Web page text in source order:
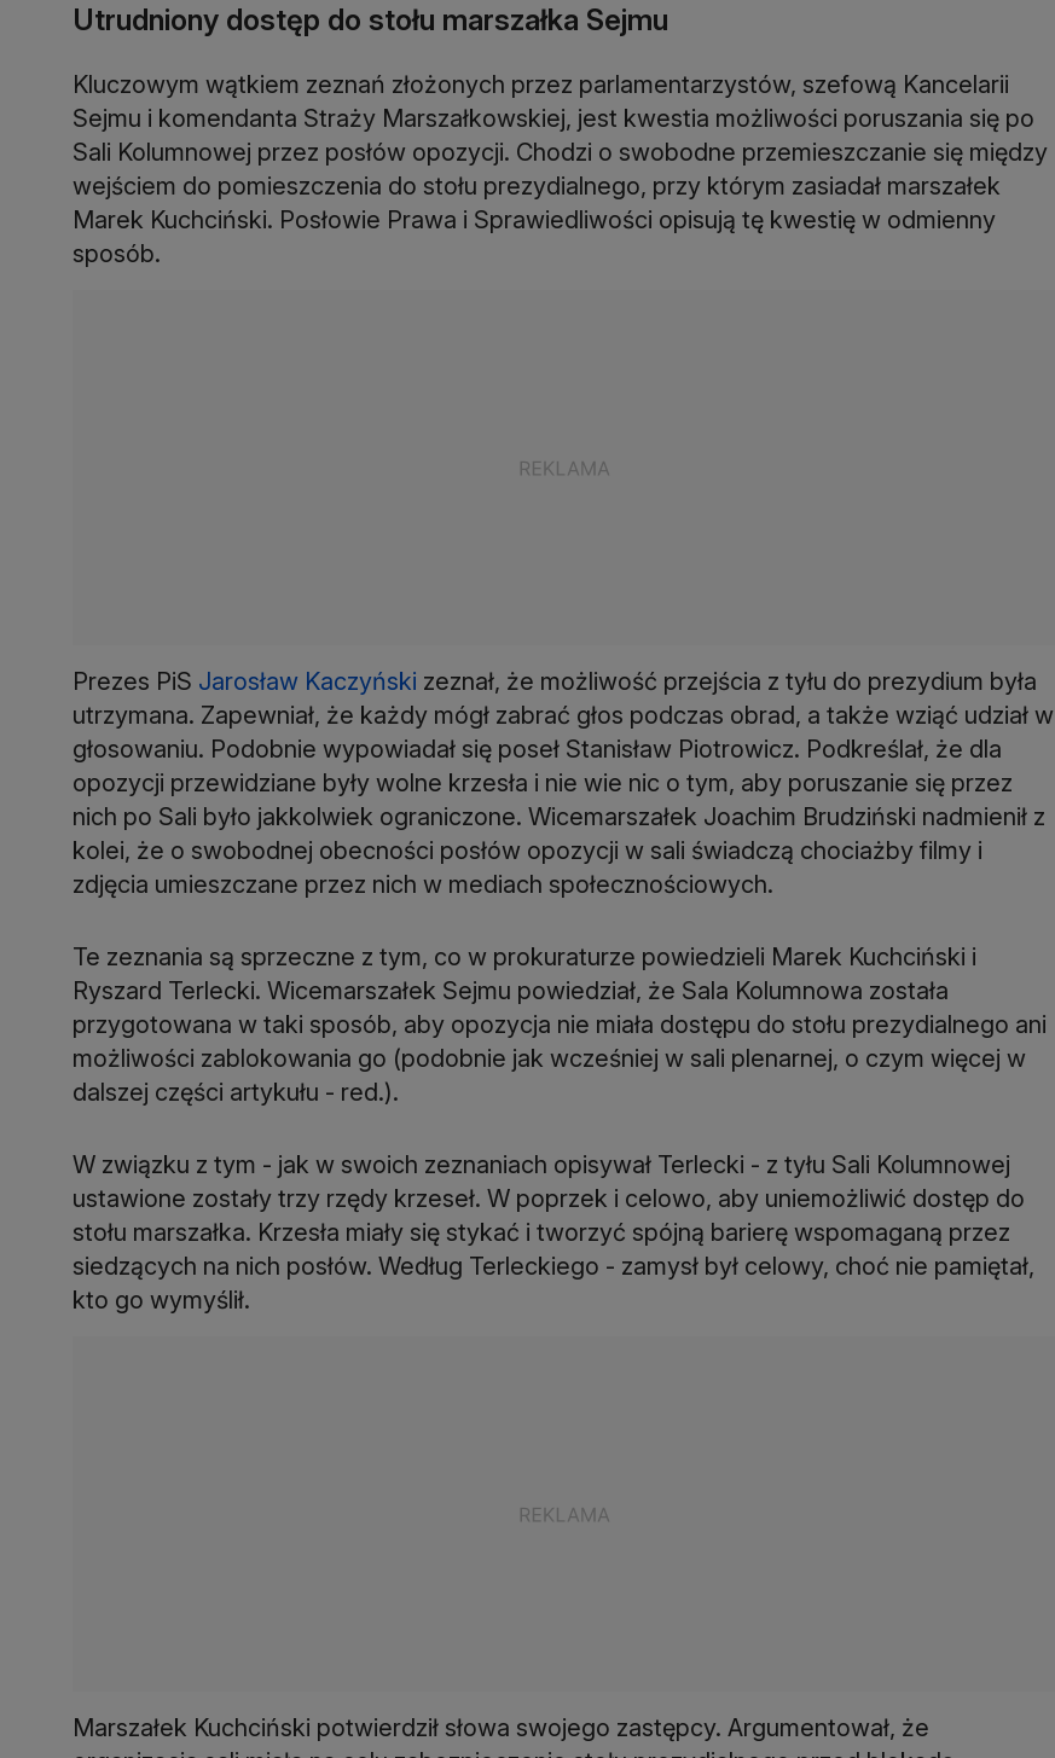
Utrudniony dostęp do stołu marszałka Sejmu
Kluczowym wątkiem zeznań złożonych przez parlamentarzystów, szefową Kancelarii
Sejmu i komendanta Straży Marszałkowskiej, jest kwestia możliwości poruszania się po
Sali Kolumnowej przez posłów opozycji. Chodzi o swobodne przemieszczanie się między
wejściem do pomieszczenia do stołu prezydialnego, przy którym zasiadał marszałek
Marek Kuchciński. Posłowie Prawa i Sprawiedliwości opisują tę kwestię w odmienny
sposób.
Prezes PiS Jarosław Kaczyński zeznał, że możliwość przejścia z tyłu do prezydium była
utrzymana. Zapewniał, że każdy mógł zabrać głos podczas obrad, a także wziąć udział w
głosowaniu. Podobnie wypowiadał się poseł Stanisław Piotrowicz. Podkreślał, że dla
opozycji przewidziane były wolne krzesła i nie wie nic o tym, aby poruszanie się przez
nich po Sali było jakkolwiek ograniczone. Wicemarszałek Joachim Brudziński nadmienił z
kolei, że o swobodnej obecności posłów opozycji w sali świadczą chociażby filmy i
zdjęcia umieszczane przez nich w mediach społecznościowych.
Te zeznania są sprzeczne z tym, co w prokuraturze powiedzieli Marek Kuchciński i
Ryszard Terlecki. Wicemarszałek Sejmu powiedział, że Sala Kolumnowa została
przygotowana w taki sposób, aby opozycja nie miała dostępu do stołu prezydialnego ani
możliwości zablokowania go (podobnie jak wcześniej w sali plenarnej, o czym więcej w
dalszej części artykułu - red.).
W związku z tym - jak w swoich zeznaniach opisywał Terlecki - z tyłu Sali Kolumnowej
ustawione zostały trzy rzędy krzeseł. W poprzek i celowo, aby uniemożliwić dostęp do
stołu marszałka. Krzesła miały się stykać i tworzyć spójną barierę wspomaganą przez
siedzących na nich posłów. Według Terleckiego - zamysł był celowy, choć nie pamiętał,
kto go wymyślił.
Marszałek Kuchciński potwierdził słowa swojego zastępcy. Argumentował, że